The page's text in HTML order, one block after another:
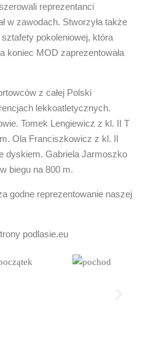
reprezentanci
w zawodach. Stworzyła także
pokoleniowej, która
koniec MOD zaprezentowała
z całej Polski
lekkoatletycznych.
Tomek Lengiewicz z kl. II T
Ola Franciszkowicz z kl. II
dyskiem. Gabriela Jarmoszko
w biegu na 800 m.
godne reprezentowanie naszej
podlasie.eu